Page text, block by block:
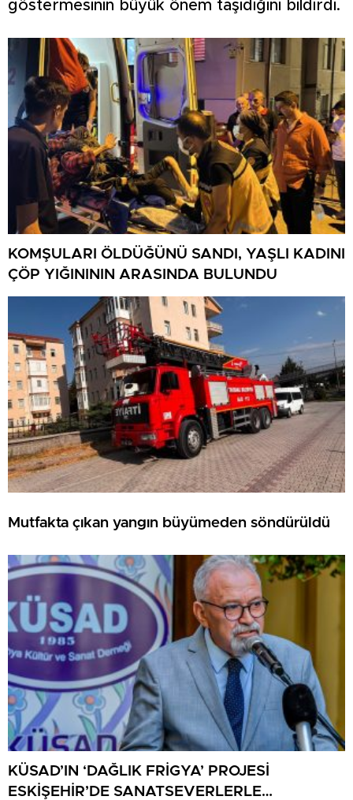
göstermesinin büyük önem taşıdığını bildirdi.
KOMŞULARI ÖLDÜĞÜNÜ SANDI, YAŞLI KADINI
ÇÖP YIĞINININ ARASINDA BULUNDU
Mutfakta çıkan yangın büyümeden söndürüldü
KÜSAD’IN ‘DAĞLIK FRİGYA’ PROJESİ
ESKİŞEHİR’DE SANATSEVERLERLE